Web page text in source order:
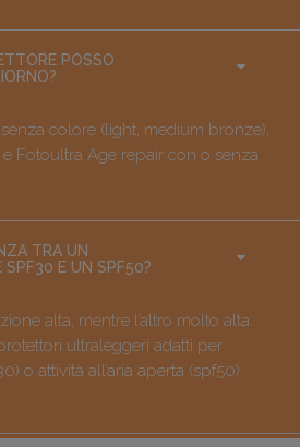
POSSO
colore (light, medium bronze),
Fotoultra Age repair con o senza
TRA UN
E UN SPF50?
alta, mentre l’altro molto alta.
ultraleggeri adatti per
o attività all’aria aperta (spf50).